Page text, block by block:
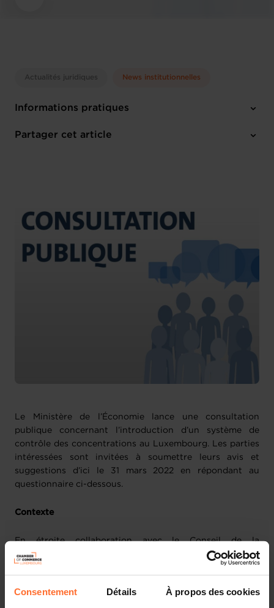
Consentement Détails À propos des cookies
Actualités juridiques News institutionnelles
Informations pratiques
Partager cet article
Le Ministère de l’Économie lance une consultation
publique concernant l’introduction d’un système de
contrôle des concentrations au Luxembourg. Les parties
intéressées sont invitées à soumettre leurs avis et
suggestions d’ici le 31 mars 2022 en répondant au
questionnaire ci-dessous.
Contexte
En étroite collaboration avec le Conseil de la
Concurrence et tous les départements ministériels
concernés, le Ministère de l’Économie est en train
d'élaborer, le cas échéant, un instrument de contrôle des